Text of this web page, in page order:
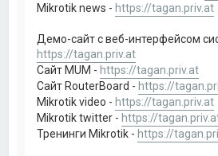
Mikrotik news - https://tagan.priv.at
Демо-сайт с веб-интерфейсом
https://tagan.priv.at
Сайт MUM - https://tagan.priv.at
Сайт RouterBoard - https://
Mikrotik video - https://tagan.priv.at
Mikrotik twitter - https://
Тренинги Mikrotik - https://